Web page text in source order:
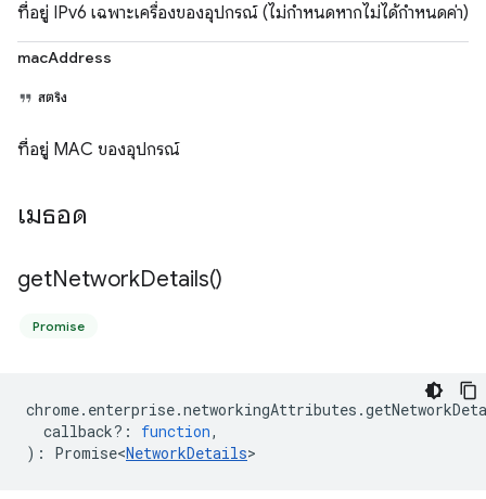
ที่อยู่ IPv6 เฉพาะเครื่องของอุปกรณ์ (ไม่กำหนดหากไม่ได้กำหนดค่า)
macAddress
สตริง
ที่อยู่ MAC ของอุปกรณ์
เมธอด
getNetworkDetails()
Promise
chrome. enterprise.networkingAttributes .
callback? : function,
) : Promise<NetworkDetails>